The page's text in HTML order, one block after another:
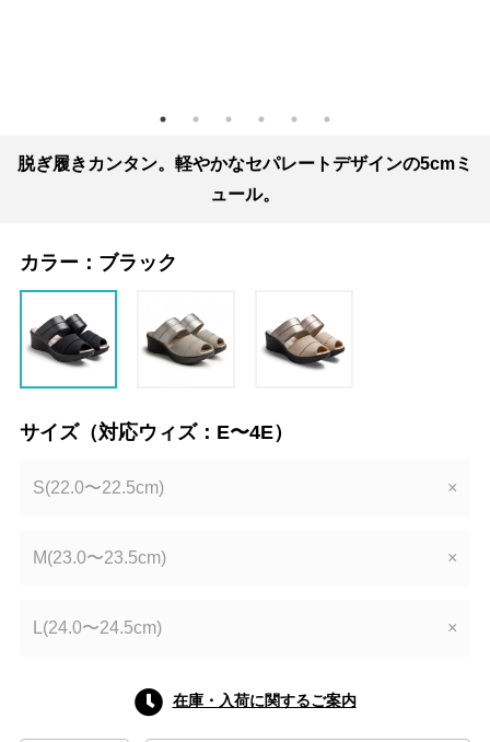
脱ぎ履きカンタン。軽やかなセパレートデザインの5cmミ
ュール。
カラー： ブラック
サイズ（対応ウィズ：E〜4E）
S(22.0〜22.5cm) ×
M(23.0〜23.5cm) ×
L(24.0〜24.5cm) ×
在庫・入荷に関するご案内